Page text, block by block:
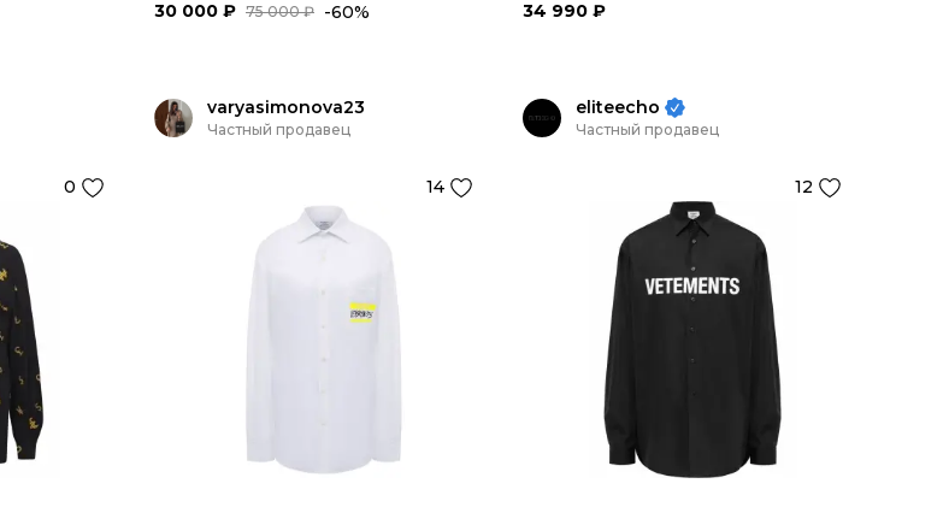
75 000 ₽
30 000 ₽ -60% 34 990 ₽
0
varyasimonova23
Частный продавец
14
eliteecho
Частный продавец
12